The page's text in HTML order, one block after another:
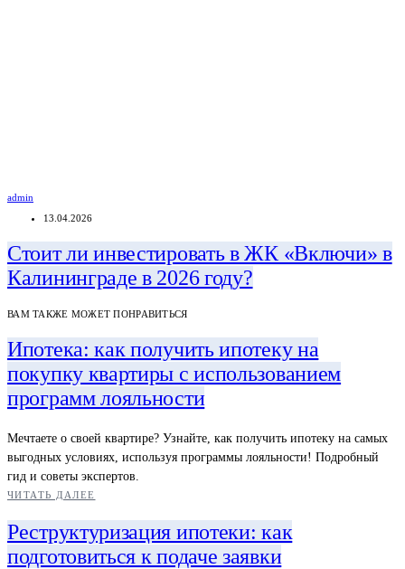
admin
13.04.2026
Стоит ли инвестировать в ЖК «Включи» в
Калининграде в 2026 году?
ВАМ ТАКЖЕ МОЖЕТ ПОНРАВИТЬСЯ
Ипотека: как получить ипотеку на
покупку квартиры с использованием
программ лояльности
Мечтаете о своей квартире? Узнайте, как получить ипотеку на самых
выгодных условиях, используя программы лояльности! Подробный
гид и советы экспертов.
ЧИТАТЬ ДАЛЕЕ
Реструктуризация ипотеки: как
подготовиться к подаче заявки